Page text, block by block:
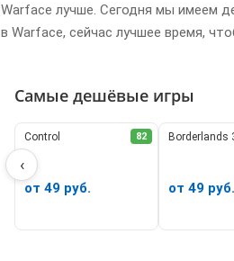
Warface лучше. Сегодня мы имеем
в Warface, сейчас лучшее время,
Самые дешёвые игры
‹
82
Control
от 49 руб.
Borderlands
от 49 руб.